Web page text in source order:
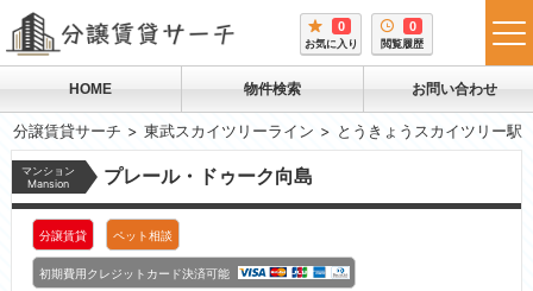
0
お気に入り
0
閲覧履歴
HOME 物件検索 お問い合わせ
分譲賃貸サーチ 東武スカイツリーライン とうきょうスカイツリー駅
マンション
Mansion
プレール・ドゥーク向島
分譲賃貸 ペット相談
初期費用クレジットカード決済可能